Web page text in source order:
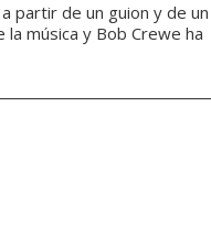
partir de un guion y de un
música y Bob Crewe ha